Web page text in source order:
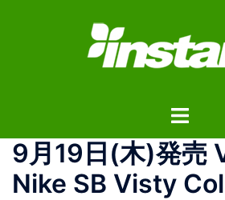
ス
ト
ル
ニ
9月19日(木)発売
Nike SB Visty